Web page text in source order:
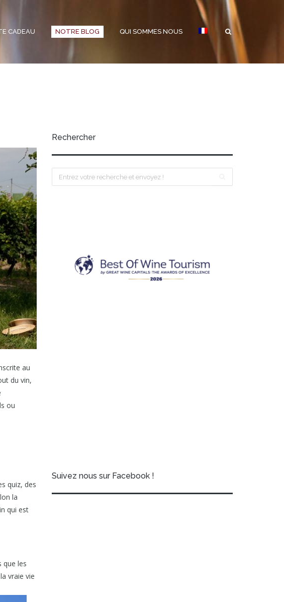
CADEAU NOTRE BLOG QUI SOMMES NOUS
au
du vin,
ou
quiz, des
la
qui est
que les
vraie vie
Rechercher
Suivez nous sur Facebook !